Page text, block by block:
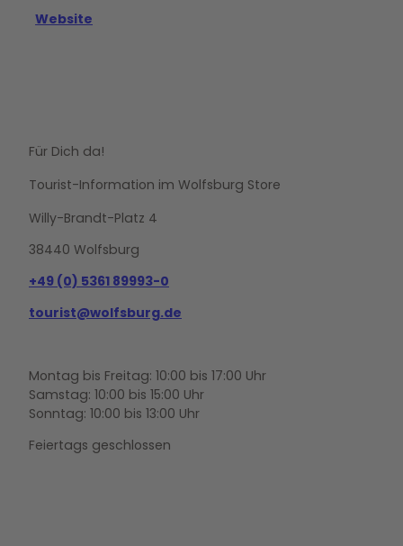
Website
Für Dich da!
Tourist-Information im Wolfsburg Store
Willy-Brandt-Platz 4
38440 Wolfsburg
+49 (0) 5361 89993-0
tourist@wolfsburg.de
Montag bis Freitag: 10:00 bis 17:00 Uhr
Samstag: 10:00 bis 15:00 Uhr
Sonntag: 10:00 bis 13:00 Uhr
Feiertags geschlossen